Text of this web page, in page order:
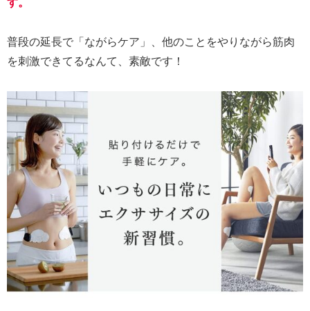
す。
普段の延長で「ながらケア」、他のことをやりながら筋肉
を刺激できてるなんて、素敵です！